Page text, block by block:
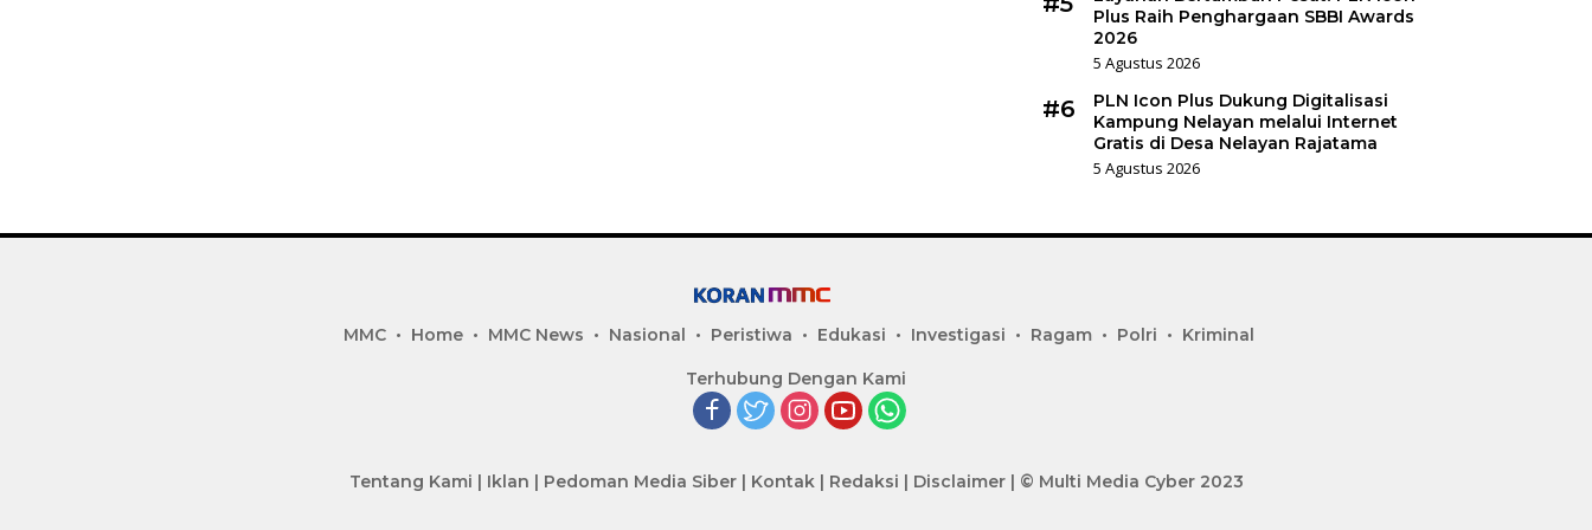
Plus Raih Penghargaan SBBI Awards
2026
5 Agustus 2026
#6
PLN Icon Plus Dukung Digitalisasi
Kampung Nelayan melalui Internet
Gratis di Desa Nelayan Rajatama
5 Agustus 2026
MMC Home MMC News Nasional Peristiwa Edukasi Investigasi Ragam Polri Kriminal
Terhubung Dengan Kami
Tentang Kami | Iklan | Pedoman Media Siber| Kontak| Redaksi | Disclaimer| © Multi Media Cyber 2023